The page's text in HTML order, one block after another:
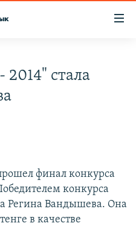
2014" стала
финал конкурса
конкурса
Регина Вандышева. Она
в качестве